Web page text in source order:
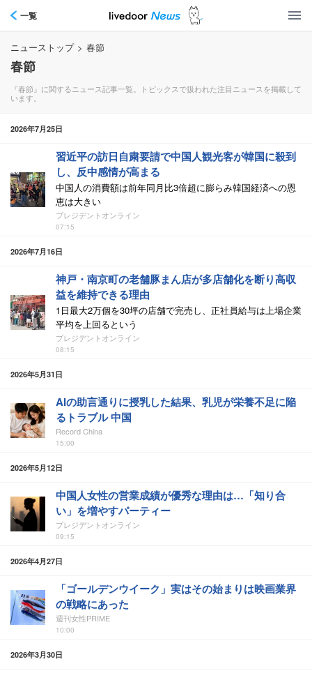
一覧
ニューストップ > 春節
春節
『春節』に関するニュース記事一覧。トピックスで扱われた注目ニュースを掲載して
います。
2026年7月25日
習近平の訪日自粛要請で中国人観光客が韓国に殺到
し、反中感情が高まる
中国人の消費額は前年同月比3倍超に膨らみ韓国経済への恩
恵は大きい
プレジデントオンライン
07:15
2026年7月16日
神戸・南京町の老舗豚まん店が多店舗化を断り高収
益を維持できる理由
1日最大2万個を30坪の店舗で完売し、正社員給与は上場企業
平均を上回るという
プレジデントオンライン
08:15
2026年5月31日
AIの助言通りに授乳した結果、乳児が栄養不足に陥
るトラブル 中国
Record China
15:00
2026年5月12日
中国人女性の営業成績が優秀な理由は…「知り合
い」を増やすパーティー
プレジデントオンライン
09:15
2026年4月27日
「ゴールデンウイーク」実はその始まりは映画業界
の戦略にあった
週刊女性PRIME
10:00
2026年3月30日